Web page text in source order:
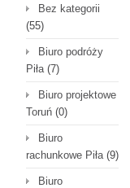
Bez kategorii
(55)
Biuro podróży
Piła(7)
Biuro projektowe
Toruń (0)
Biuro
rachunkowe Piła(9)
Biuro